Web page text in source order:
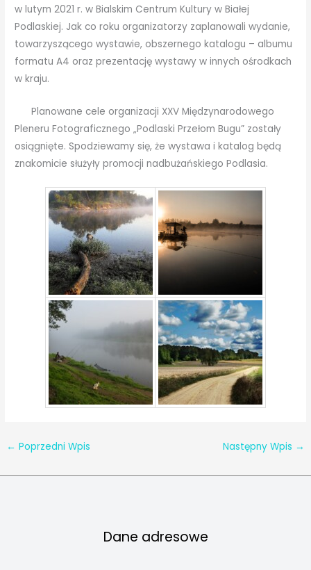
w lutym 2021 r. w Bialskim Centrum Kultury w Białej
Podlaskiej. Jak co roku organizatorzy zaplanowali wydanie,
towarzyszącego wystawie, obszernego katalogu – albumu
formatu A4 oraz prezentację wystawy w innych ośrodkach
w kraju.
Planowane cele organizacji XXV Międzynarodowego
Pleneru Fotograficznego „Podlaski Przełom Bugu” zostały
osiągnięte. Spodziewamy się, że wystawa i katalog będą
znakomicie służyły promocji nadbużańskiego Podlasia.
← Poprzedni Wpis Następny Wpis →
Dane adresowe